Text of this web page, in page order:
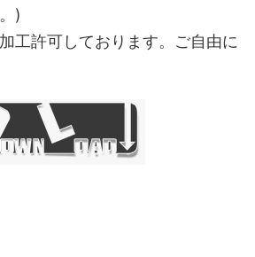
)
工許可しております。ご自由に